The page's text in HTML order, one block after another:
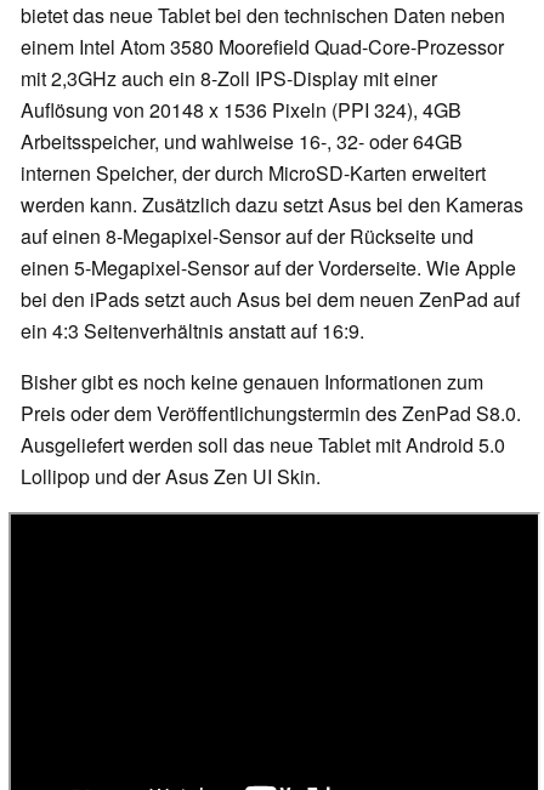
bietet das neue Tablet bei den technischen Daten neben
einem Intel Atom 3580 Moorefield Quad-Core-Prozessor
mit 2,3GHz auch ein 8-Zoll IPS-Display mit einer
Auflösung von 20148 x 1536 Pixeln (PPI 324), 4GB
Arbeitsspeicher, und wahlweise 16-, 32- oder 64GB
internen Speicher, der durch MicroSD-Karten erweitert
werden kann. Zusätzlich dazu setzt Asus bei den Kameras
auf einen 8-Megapixel-Sensor auf der Rückseite und
einen 5-Megapixel-Sensor auf der Vorderseite. Wie Apple
bei den iPads setzt auch Asus bei dem neuen ZenPad auf
ein 4:3 Seitenverhältnis anstatt auf 16:9.
Bisher gibt es noch keine genauen Informationen zum
Preis oder dem Veröffentlichungstermin des ZenPad S8.0.
Ausgeliefert werden soll das neue Tablet mit Android 5.0
Lollipop und der Asus Zen UI Skin.